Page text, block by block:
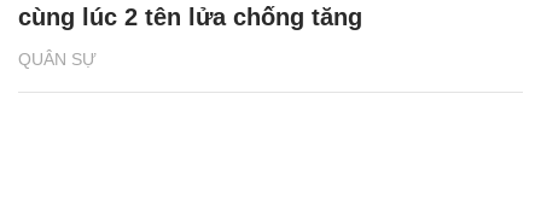
QUÂN SỰ
cùng lúc 2 tên lửa chống tăng